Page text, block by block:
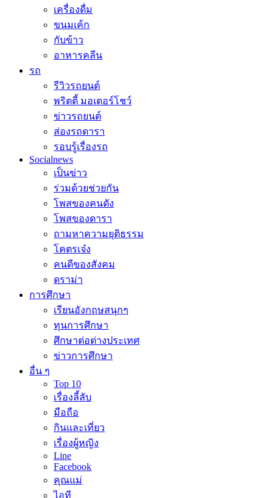
เครื่องดื่ม
ขนมเค้ก
กับข้าว
อาหารคลีน
รถ
รีวิวรถยนต์
พริตตี้ มอเตอร์โชว์
ข่าวรถยนต์
ส่องรถดารา
รอบรู้เรื่องรถ
Socialnews
เป็นข่าว
ร่วมด้วยช่วยกัน
โพสของคนดัง
โพสของดารา
ถามหาความยุติธรรม
โคตรเจ๋ง
คนดีของสังคม
ดราม่า
การศึกษา
เรียนอังกฤษสนุกๆ
ทุนการศึกษา
ศึกษาต่อต่างประเทศ
ข่าวการศึกษา
อื่น ๆ
Top 10
เรื่องลี้ลับ
มือถือ
กินและเที่ยว
เรื่องผู้หญิง
Line
Facebook
คุณแม่
ไอที